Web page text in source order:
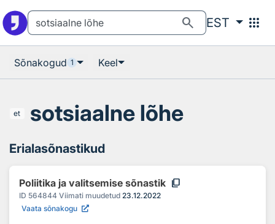
search EST apps
Sõnakogud 1 Keel
et sotsiaalne lõhe
Erialasõnastikud
Poliitika ja valitsemise sõnastik content_copy
ID 564844 Viimati muudetud 23.12.2022
Vaata sõnakogu